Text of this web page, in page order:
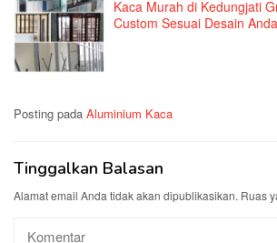
Kaca Murah di Kedungjati
Custom Sesuai Desain Anda
Posting pada Aluminium Kaca
Tinggalkan Balasan
Alamat email Anda tidak akan dipublikasikan. Ruas